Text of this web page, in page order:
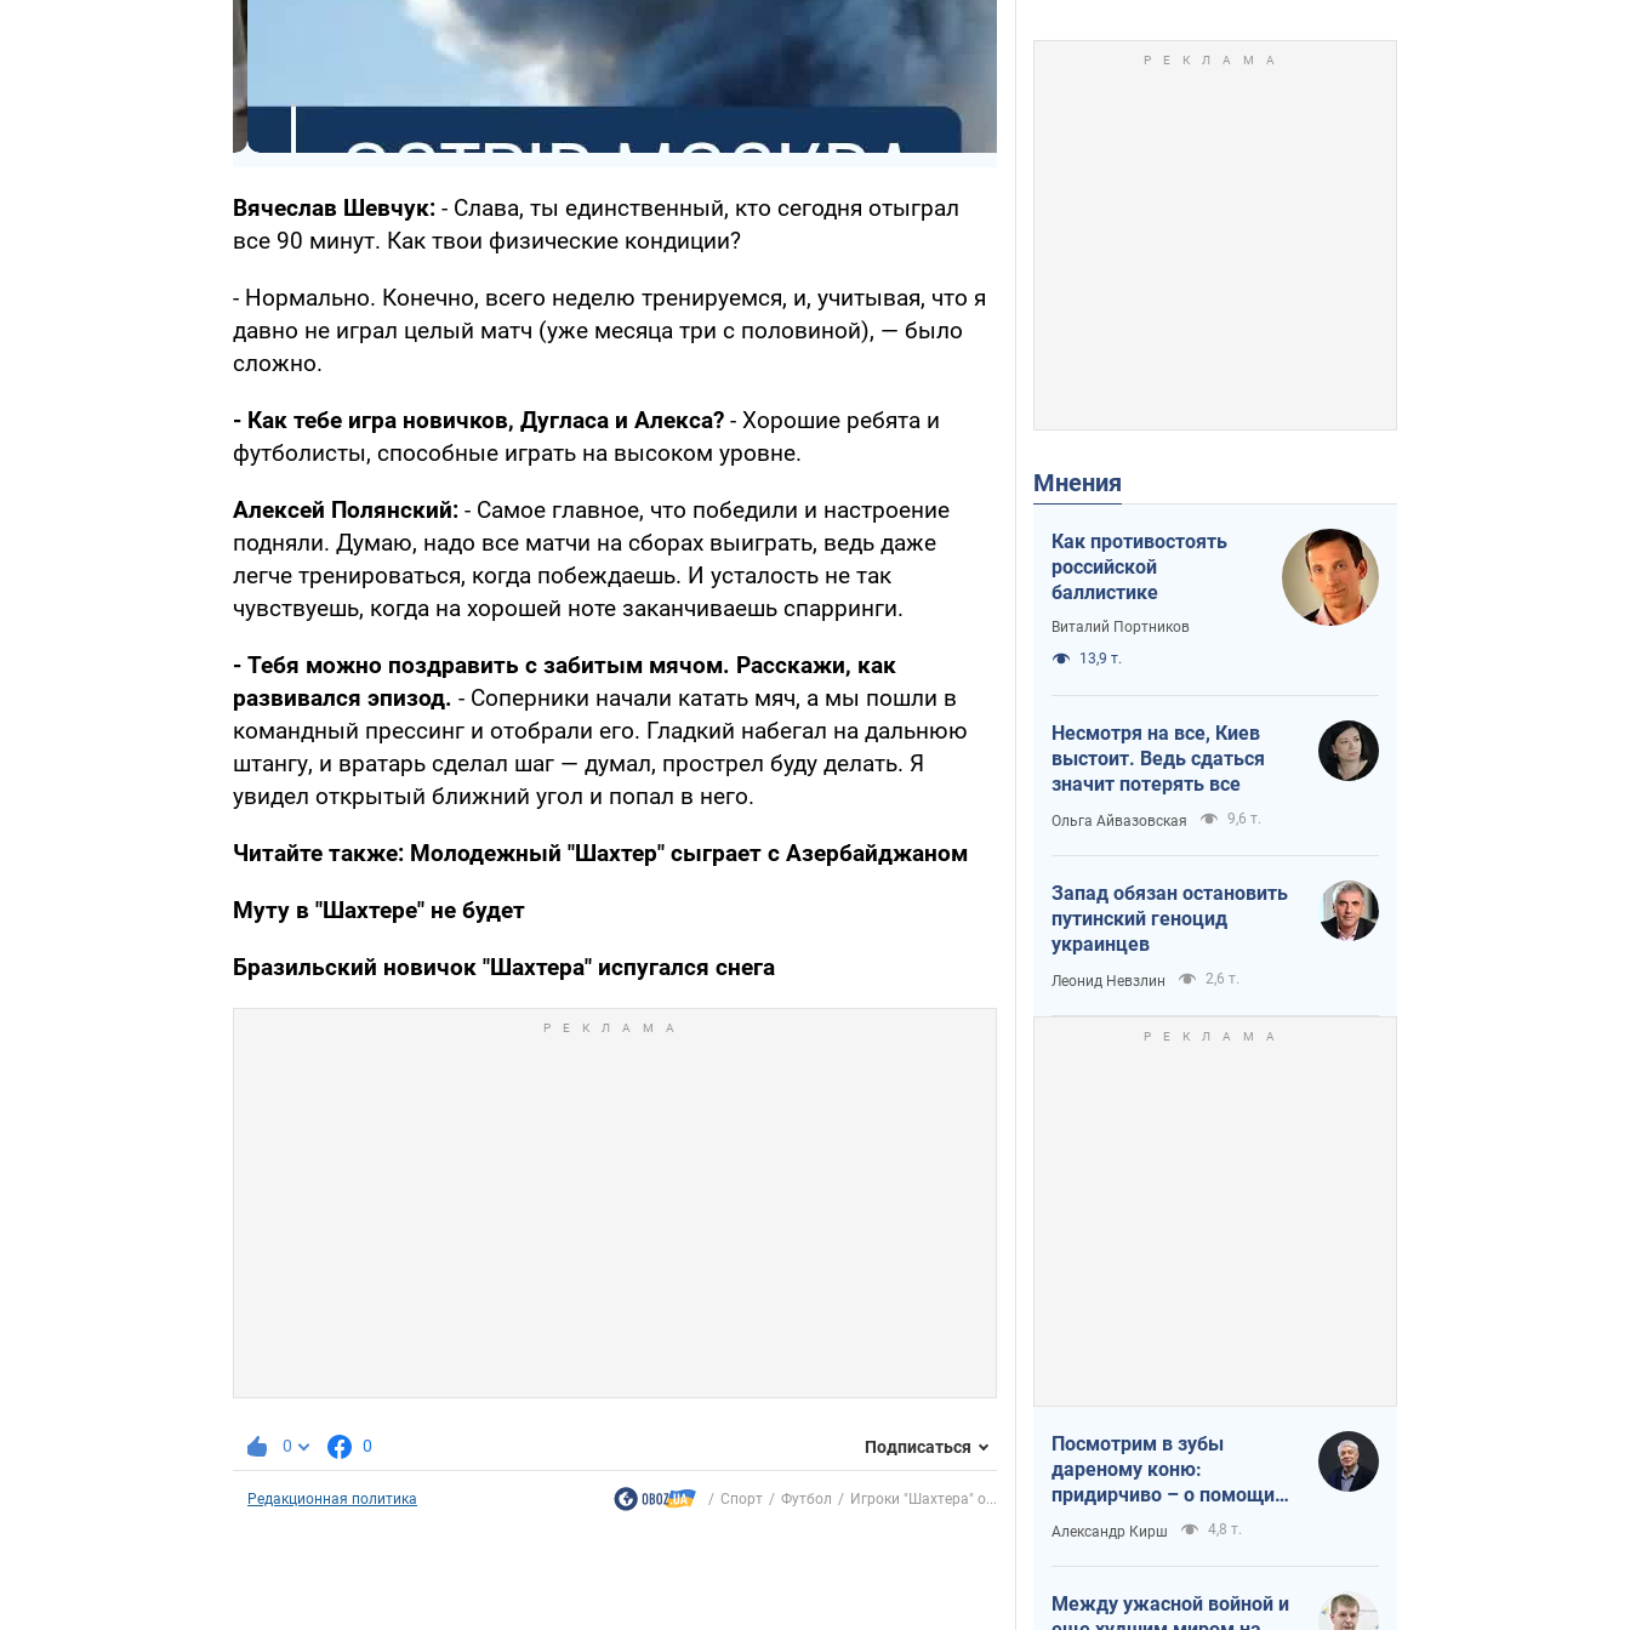
Вячеслав Шевчук: - Слава, ты единственный, кто сегодня отыграл
все 90 минут. Как твои физические кондиции?
- Нормально. Конечно, всего неделю тренируемся, и, учитывая, что я
давно не играл целый матч (уже месяца три с половиной), — было
сложно.
- Как тебе игра новичков, Дугласа и Алекса? - Хорошие ребята и
футболисты, способные играть на высоком уровне.
Алексей Полянский: - Самое главное, что победили и настроение
подняли. Думаю, надо все матчи на сборах выиграть, ведь даже
легче тренироваться, когда побеждаешь. И усталость не так
чувствуешь, когда на хорошей ноте заканчиваешь спарринги.
- Тебя можно поздравить с забитым мячом. Расскажи, как
развивался эпизод. - Соперники начали катать мяч, а мы пошли в
командный прессинг и отобрали его. Гладкий набегал на дальнюю
штангу, и вратарь сделал шаг — думал, прострел буду делать. Я
увидел открытый ближний угол и попал в него.
Читайте также: Молодежный "Шахтер" сыграет с Азербайджаном
Муту в "Шахтере" не будет
Бразильский новичок "Шахтера" испугался снега
0 0 Подписаться
Редакционная политика Спорт Футбол Игроки "Шахтера" о...
Мнения
Как противостоять
российской
баллистике
Виталий Портников
13,9 т.
Несмотря на все, Киев
выстоит. Ведь сдаться
значит потерять все
Ольга Айвазовская 9,6 т.
Запад обязан остановить
путинский геноцид
украинцев
Леонид Невзлин 2,6 т.
Посмотрим в зубы
дареному коню:
придирчиво – о помощи
Украине
Александр Кирш 4,8 т.
Между ужасной войной и